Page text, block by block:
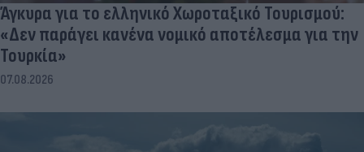
Άγκυρα για το ελληνικό Χωροταξικό Τουρισμού:
«Δεν παράγει κανένα νομικό αποτέλεσμα για την
Τουρκία»
07.08.2026